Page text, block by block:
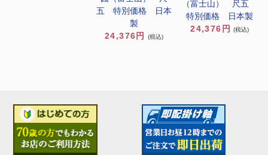
五 特別価格 日本
製
24,376円
(税込)
（富士山） 尺五
特別価格 日本製
24,376円 (税込)